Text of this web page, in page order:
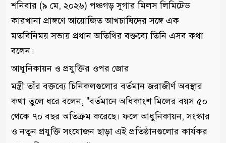
শনিবার (৯ মে, ২০২৬) পঞ্চগড় সুগার মিলস লিমিটেড
কারখানা প্রাঙ্গণে আয়োজিত আখচাষিদের সঙ্গে এক
মতবিনিময় সভায় প্রধান অতিথির বক্তব্যে তিনি এসব কথা
বলেন।
আধুনিকায়ন ও প্রযুক্তির ওপর জোর
মন্ত্রী তাঁর বক্তব্যে চিনিকলগুলোর বর্তমান জরাজীর্ণ অবস্থার
কথা তুলে ধরে বলেন, "বর্তমানে অধিকাংশ মিলের বয়স ৫০
থেকে ৭০ বছর অতিক্রম করেছে। ফলে আধুনিকায়ন, সংস্কার
ও নতুন প্রযুক্তি সংযোজন ছাড়া এই প্রতিষ্ঠানগুলোর কার্যকর